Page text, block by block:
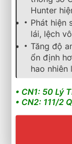
4.017.600 ₫
Lốp
(Vietnam)–
Nổi bật với
cấu trúc gai
như Toyota
Isuzu MU-X.
Cần nhận báo
ngay
Tình trạng:
Hunter
Phát hiện
lái, lệch
Tăng độ
ổn định
hao nhiên
• CN1: 50 Lý
• CN2: 111/2